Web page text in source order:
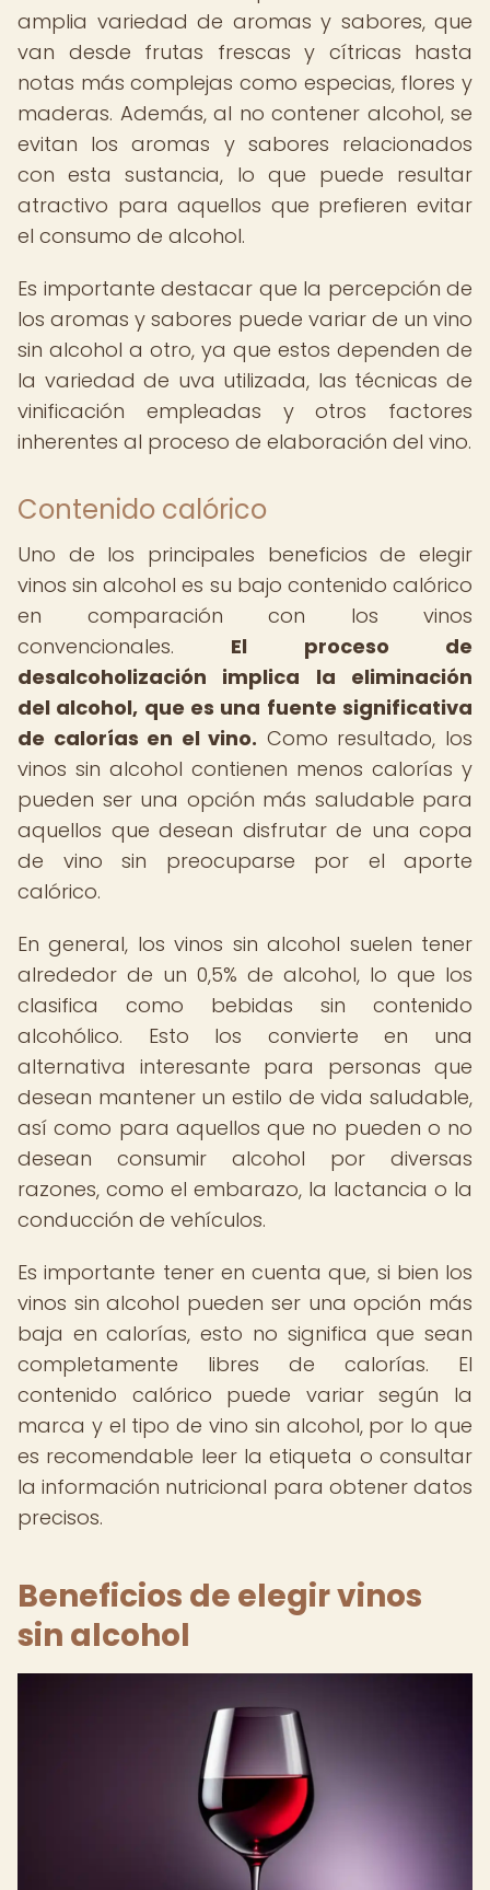
amplia variedad de aromas y sabores, que
van desde frutas frescas y cítricas hasta
notas más complejas como especias, flores y
maderas. Además, al no contener alcohol, se
evitan los aromas y sabores relacionados
con esta sustancia, lo que puede resultar
atractivo para aquellos que prefieren evitar
el consumo de alcohol.
Es importante destacar que la percepción de
los aromas y sabores puede variar de un vino
sin alcohol a otro, ya que estos dependen de
la variedad de uva utilizada, las técnicas de
vinificación empleadas y otros factores
inherentes al proceso de elaboración del vino.
Contenido calórico
Uno de los principales beneficios de elegir
vinos sin alcohol es su bajo contenido calórico
en comparación con los vinos
convencionales. El proceso de
desalcoholización implica la eliminación
del alcohol, que es una fuente significativa
de calorías en el vino. Como resultado, los
vinos sin alcohol contienen menos calorías y
pueden ser una opción más saludable para
aquellos que desean disfrutar de una copa
de vino sin preocuparse por el aporte
calórico.
En general, los vinos sin alcohol suelen tener
alrededor de un 0,5% de alcohol, lo que los
clasifica como bebidas sin contenido
alcohólico. Esto los convierte en una
alternativa interesante para personas que
desean mantener un estilo de vida saludable,
así como para aquellos que no pueden o no
desean consumir alcohol por diversas
razones, como el embarazo, la lactancia o la
conducción de vehículos.
Es importante tener en cuenta que, si bien los
vinos sin alcohol pueden ser una opción más
baja en calorías, esto no significa que sean
completamente libres de calorías. El
contenido calórico puede variar según la
marca y el tipo de vino sin alcohol, por lo que
es recomendable leer la etiqueta o consultar
la información nutricional para obtener datos
precisos.
Beneficios de elegir vinos
sin alcohol